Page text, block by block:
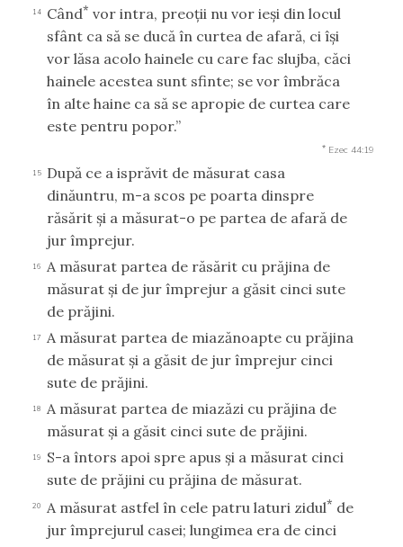
14 Când* vor intra, preoţii nu vor ieşi din locul
sfânt ca să se ducă în curtea de afară, ci îşi
vor lăsa acolo hainele cu care fac slujba, căci
hainele acestea sunt sfinte; se vor îmbrăca
în alte haine ca să se apropie de curtea care
este pentru popor.”
* Ezec 44:19
15
După ce a isprăvit de măsurat casa
dinăuntru, m-a scos pe poarta dinspre
răsărit şi a măsurat-o pe partea de afară de
jur împrejur.
16
A măsurat partea de răsărit cu prăjina de
măsurat şi de jur împrejur a găsit cinci sute
de prăjini.
17
A măsurat partea de miazănoapte cu prăjina
de măsurat şi a găsit de jur împrejur cinci
sute de prăjini.
18
A măsurat partea de miazăzi cu prăjina de
măsurat şi a găsit cinci sute de prăjini.
19
S-a întors apoi spre apus şi a măsurat cinci
sute de prăjini cu prăjina de măsurat.
20 A măsurat astfel în cele patru laturi zidul* de
jur împrejurul casei; lungimea era de cinci